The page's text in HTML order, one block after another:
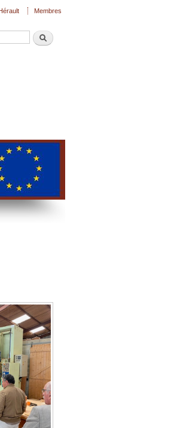
Recherche
Membres